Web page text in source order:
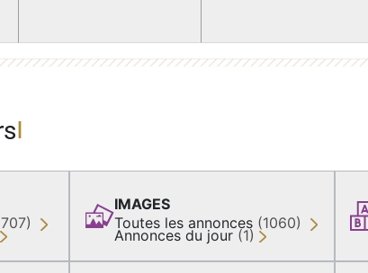
IMAGES
Toutes les annonces (1060)
Annonces du jour (1)